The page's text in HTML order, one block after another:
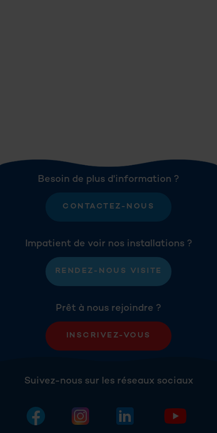
Besoin de plus d'information ?
CONTACTEZ-NOUS
Impatient de voir nos installations ?
RENDEZ-NOUS VISITE
Prêt à nous rejoindre ?
INSCRIVEZ-VOUS
Suivez-nous sur les réseaux sociaux